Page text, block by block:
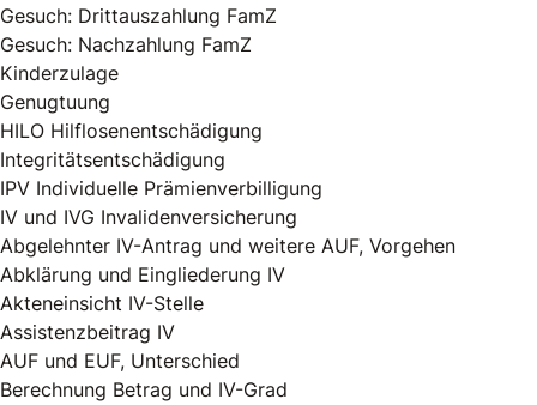
Gesuch: Drittauszahlung FamZ
Gesuch: Nachzahlung FamZ
Kinderzulage
Genugtuung
HILO Hilflosenentschädigung
Integritätsentschädigung
IPV Individuelle Prämienverbilligung
IV und IVG Invalidenversicherung
Abgelehnter IV-Antrag und weitere AUF, Vorgehen
Abklärung und Eingliederung IV
Akteneinsicht IV-Stelle
Assistenzbeitrag IV
AUF und EUF, Unterschied
Berechnung Betrag und IV-Grad